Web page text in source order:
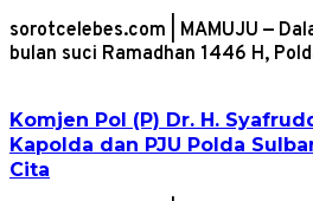
sorotcelebes.com | MAMUJU —
bulan suci Ramadhan 1446 H,
Komjen Pol (P) Dr. H.
Kapolda dan PJU Polda
Cita